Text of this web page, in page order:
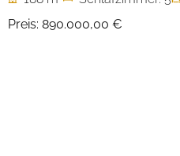
Preis: 890.000,00 €